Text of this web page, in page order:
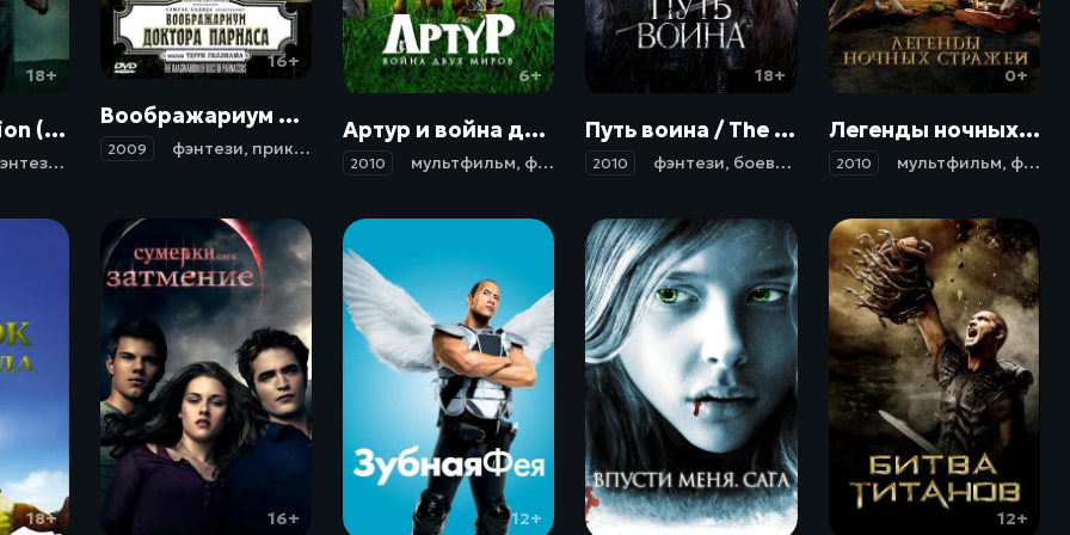
18+
Легион / Legion (2010)
, боевик
16+
Воображариум доктора Парнаса / The Imaginarium of Doctor Parnassus (2009)
2009 фэнтези, приключения ,комедия детектив
6+
Артур и война двух миров / Arthur 3: la guerre des deux mondes (2010)
2010 мультфильм, фэнтези ,приключения, семейный
18+
Путь воина / The Warrior's Way (2010)
2010 фэнтези, боевик вестерн
0+
Легенды ночных стражей / Legend of the Guardians: The Owls of Ga'Hoole (2010)
2010 мультфильм, фэнтези
18+ 16+ 12+ 18+ 12+